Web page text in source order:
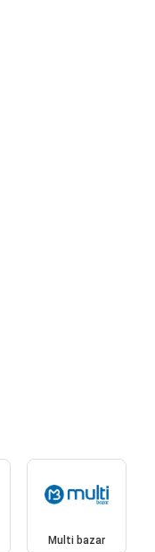
Multi bazar